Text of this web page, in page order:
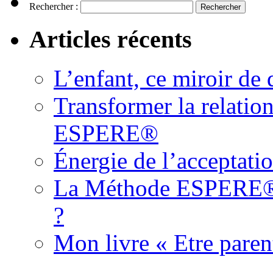
Rechercher :
Articles récents
L’enfant, ce miroir de
Transformer la
ESPERE®
Énergie de
La Méthode
?
Mon livre « Etre